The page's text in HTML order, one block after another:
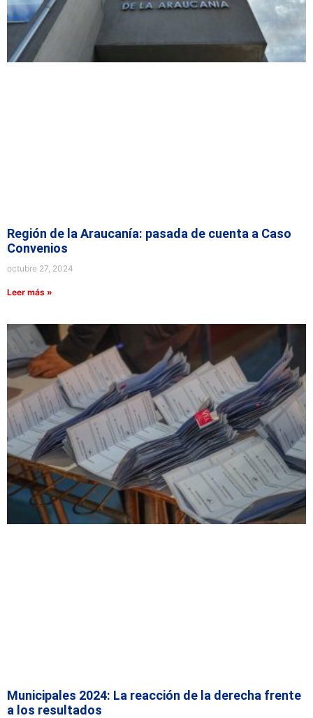
Región de la Araucanía: pasada de cuenta a Caso
Convenios
octubre 27, 2024
Leer más »
Municipales 2024: La reacción de la derecha frente
a los resultados